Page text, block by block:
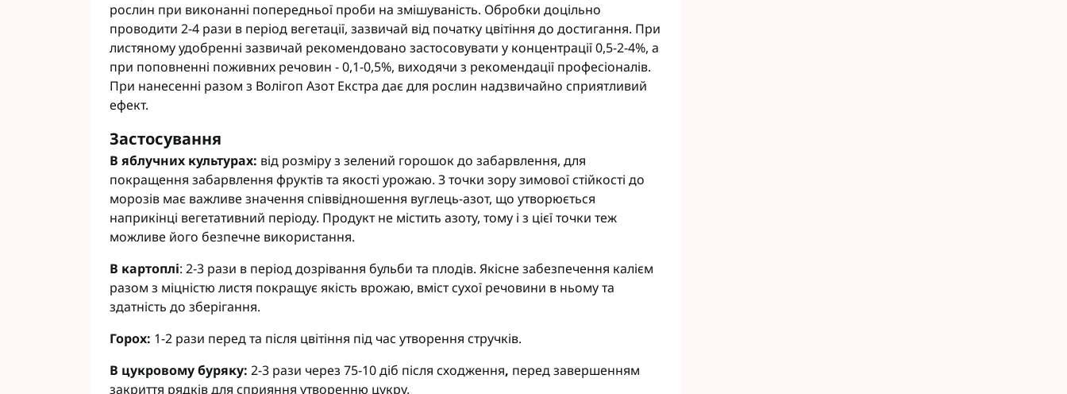
рослин при виконанні попередньої проби на змішуваність. Обробки доцільно
проводити 2-4 рази в період вегетації, зазвичай від початку цвітіння до достигання. При
листяному удобренні зазвичай рекомендовано застосовувати у концентрації 0,5-2-4%, а
при поповненні поживних речовин - 0,1-0,5%, виходячи з рекомендації професіоналів.
При нанесенні разом з Волігоп Азот Екстра дає для рослин надзвичайно сприятливий
ефект.
Застосування
В яблучних культурах: від розміру з зелений горошок до забарвлення, для
покращення забарвлення фруктів та якості урожаю. З точки зору зимової стійкості до
морозів має важливе значення співвідношення вуглець-азот, що утворюється
наприкінці вегетативний періоду. Продукт не містить азоту, тому і з цієї точки теж
можливе його безпечне використання.
В картоплі: 2-3 рази в період дозрівання бульби та плодів. Якісне забезпечення калієм
разом з міцністю листя покращує якість врожаю, вміст сухої речовини в ньому та
здатність до зберігання.
Горох: 1-2 рази перед та після цвітіння під час утворення стручків.
В цукровому буряку: 2-3 рази через 75-10 діб після сходження, перед завершенням
закриття рядків для сприяння утворенню цукру.